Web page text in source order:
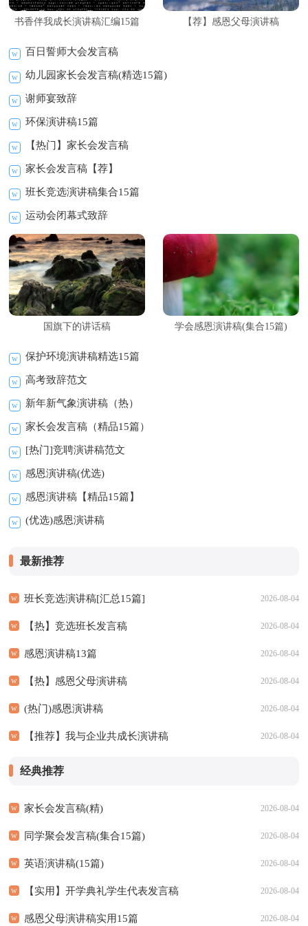
书香伴我成长演讲稿汇编15篇 【荐】感恩父母演讲稿
百日誓师大会发言稿
幼儿园家长会发言稿(精选15篇)
谢师宴致辞
环保演讲稿15篇
【热门】家长会发言稿
家长会发言稿【荐】
班长竞选演讲稿集合15篇
运动会闭幕式致辞
国旗下的讲话稿 学会感恩演讲稿(集合15篇)
保护环境演讲稿精选15篇
高考致辞范文
新年新气象演讲稿（热）
家长会发言稿（精品15篇）
[热门]竞聘演讲稿范文
感恩演讲稿(优选)
感恩演讲稿【精品15篇】
(优选)感恩演讲稿
最新推荐
班长竞选演讲稿[汇总15篇] 2026-08-04
【热】竞选班长发言稿 2026-08-04
感恩演讲稿13篇 2026-08-04
【热】感恩父母演讲稿 2026-08-04
(热门)感恩演讲稿 2026-08-04
【推荐】我与企业共成长演讲稿 2026-08-04
经典推荐
家长会发言稿(精) 2026-08-04
同学聚会发言稿(集合15篇) 2026-08-04
英语演讲稿(15篇) 2026-08-04
【实用】开学典礼学生代表发言稿 2026-08-04
感恩父母演讲稿实用15篇 2026-08-04